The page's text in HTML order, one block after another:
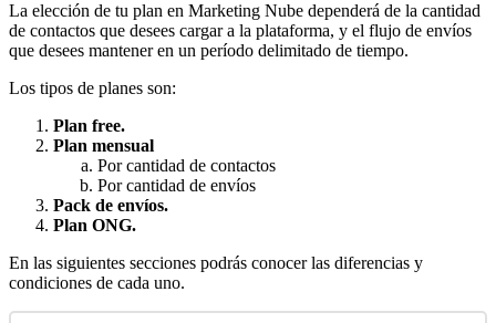
La elección de tu plan en Marketing Nube dependerá de la cantidad
de contactos que desees cargar a la plataforma, y el flujo de envíos
que desees mantener en un período delimitado de tiempo.
Los tipos de planes son:
Plan free.
Plan mensual
Por cantidad de contactos
Por cantidad de envíos
Pack de envíos.
Plan ONG.
En las siguientes secciones podrás conocer las diferencias y
condiciones de cada uno.